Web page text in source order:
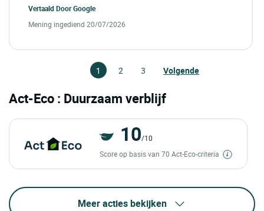
Vertaald DoorGoogle
Mening ingediend 20/07/2026
1 2 3 Volgende
Act-Eco : Duurzaam verblijf
10/10
Score op basis van 70 Act-Eco-criteria
Meer acties bekijken